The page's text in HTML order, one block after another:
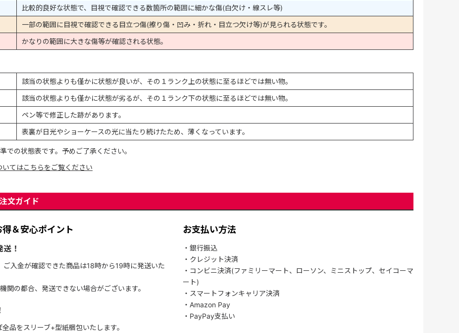
比較的良好な状態で、目視で確認できる数箇所の範囲に細かな傷(白欠け・線スレ等)
一部の範囲に目視で確認できる目立つ傷(擦り傷・凹み・折れ・目立つ欠け等)が見られる状態です。
かなりの範囲に大きな傷等が確認される状態。
該当の状態よりも僅かに状態が良いが、その１ランク上の状態に至るほどでは無い物。
該当の状態よりも僅かに状態が劣るが、その１ランク下の状態に至るほどでは無い物。
ペン等で修正した跡があります。
表裏が日光やショーケースの光に当たり続けたため、薄くなっています。
での状態表です。予めご了承ください。
てはこちらをご覧ください
文ガイド
＆安心ポイント
！
ご入金が確認できた商品は18時から19時に発送いた
関の都合、発送できない場合がございます。
品をスリーブ+型紙梱包いたします。
お支払い方法
・銀行振込
・クレジット決済
・コンビニ決済(ファミリーマート、ローソン、ミニストップ、セイコーマ
ート)
・スマートフォンキャリア決済
・Amazon Pay
・PayPay支払い